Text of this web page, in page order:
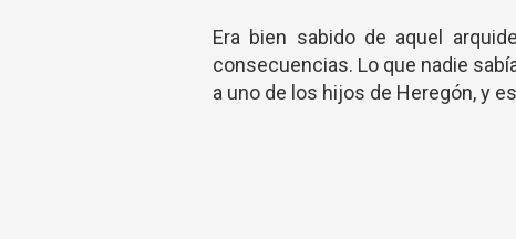
Era bien sabido de aquel
consecuencias. Lo que nadie
a uno de los hijos de Heregón, y